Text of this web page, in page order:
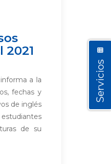
a la
fechas y
de inglés
de su
Servicios